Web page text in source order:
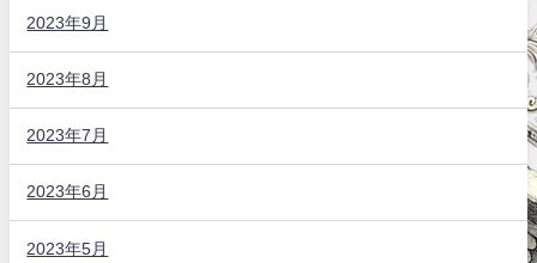
2023年9月
2023年8月
2023年7月
2023年6月
2023年5月